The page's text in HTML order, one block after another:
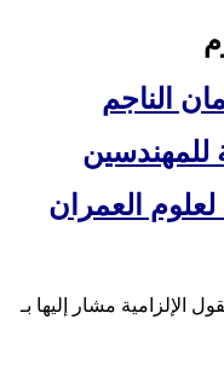
الناجم
للمهندسين
العمران
الإلزامية مشار إليها بـ